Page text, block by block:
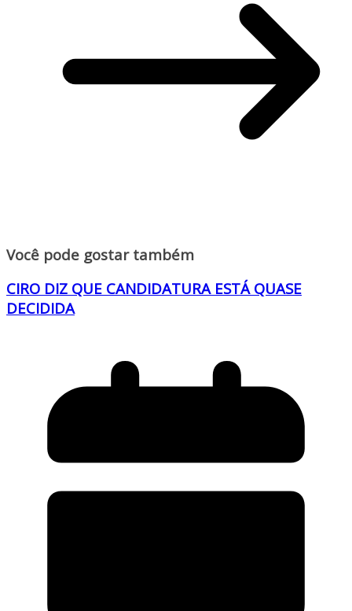
Você pode gostar também
CIRO DIZ QUE CANDIDATURA ESTÁ QUASE
DECIDIDA